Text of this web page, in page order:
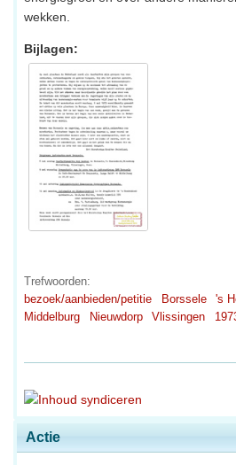
Actie
wekken.
Bijlagen:
Trefwoorden:
bezoek/aanbieden/petitie
Borssele 's
Middelburg
Nieuwdorp Vlissingen